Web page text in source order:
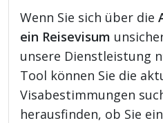
Wenn Sie sich über die
ein Reisevisum
unsere Dienstleistung
Tool können Sie die
Visabestimmungen
herausfinden, ob Sie